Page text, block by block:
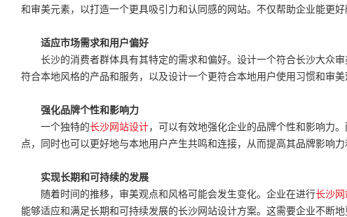
和审美元素，以打造一个更具吸引力和认同感的网站。不仅帮助企业能更
适应市场需求和用户偏好
长沙的消费者群体具有其特定的需求和偏好。设计一个符合长沙大众
符合本地风格的产品和服务，以及设计一个更符合本地用户使用习惯和审美
强化品牌个性和影响力
一个独特的长沙网站设计，可以有效地强化企业的品牌个性和影响力
点，同时也可以更好地与本地用户产生共鸣和连接，从而提高其品牌影响力
实现长期和可持续的发展
随着时间的推移，审美观点和风格可能会发生变化。企业在进行长沙网
能够适应和满足长期和可持续发展的长沙网站设计方案。这需要企业不断